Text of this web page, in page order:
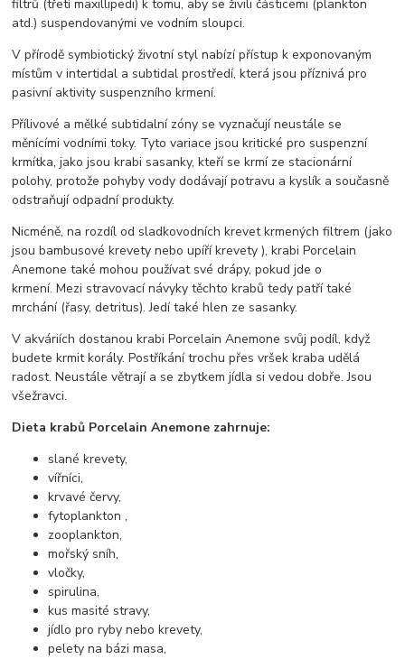
filtrů (třetí maxillipedi) k tomu, aby se živili částicemi (plankton
atd.) suspendovanými ve vodním sloupci.
V přírodě symbiotický životní styl nabízí přístup k exponovaným
místům v intertidal a subtidal prostředí, která jsou příznivá pro
pasivní aktivity suspenzního krmení.
Přílivové a mělké subtidalní zóny se vyznačují neustále se
měnícími vodními toky. Tyto variace jsou kritické pro suspenzní
krmítka, jako jsou krabi sasanky, kteří se krmí ze stacionární
polohy, protože pohyby vody dodávají potravu a kyslík a současně
odstraňují odpadní produkty.
Nicméně, na rozdíl od sladkovodních krevet krmených filtrem (jako
jsou bambusové krevety nebo upíří krevety ), krabi Porcelain
Anemone také mohou používat své drápy, pokud jde o
krmení. Mezi stravovací návyky těchto krabů tedy patří také
mrchání (řasy, detritus). Jedí také hlen ze sasanky.
V akváriích dostanou krabi Porcelain Anemone svůj podíl, když
budete krmit korály. Postříkání trochu přes vršek kraba udělá
radost. Neustále větrají a se zbytkem jídla si vedou dobře. Jsou
všežravci.
Dieta krabů Porcelain Anemone zahrnuje:
slané krevety,
vířníci,
krvavé červy,
fytoplankton ,
zooplankton,
mořský sníh,
vločky,
spirulina,
kus masité stravy,
jídlo pro ryby nebo krevety,
pelety na bázi masa,